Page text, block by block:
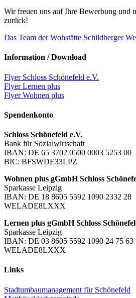
Wir freuen uns auf Ihre Bewerbung und
zurück!
Das Team der Wohstätte Schildberger
Information / Download
Flyer Schloss Schönefeld e.V.
Flyer Lernen plus
Flyer Wohnen plus
Spendenkonto
Schloss Schönefeld e.V.
Bank für Sozialwirtschaft
IBAN: DE 65 3702 0500 0003 5253 00
BIC: BFSWDE33LPZ
Wohnen plus gGmbH Schloss
Sparkasse Leipzig
IBAN: DE 18 8605 5592 1090 2332 28
WELADE8LXXX
Lernen plus gGmbH Schloss
Sparkasse Leipzig
IBAN: DE 03 8605 5592 1090 24 75 63
WELADE8LXXX
Links
Stadtumbaumanagement für Schönefeld